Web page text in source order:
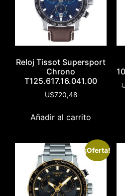
Reloj Tissot Supersport
Chrono
T125.617.16.041.00
U$720,48
Añadir al carrito
¡Oferta!